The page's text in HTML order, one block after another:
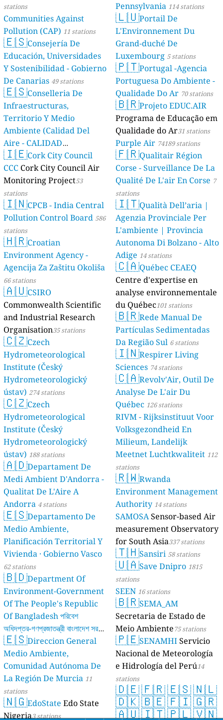
stations
Communities Against
Pollution (CAP) 11 stations
🇪🇸Consejería De
Educación, Universidades
Y Sostenibilidad - Gobierno
De Canarias 49 stations
🇪🇸Conselleria De
Infraestructuras,
Territorio Y Medio
Ambiente (Calidad Del
Aire - CALIDAD
AMBIENTAL) 23 stations
🇮🇪Cork City Council
CCC Cork City Council Air
Monitoring Project53
stations
🇮🇳CPCB - India Central
Pollution Control Board 586
stations
🇭🇷Croatian
Environment Agency -
Agencija Za Zaštitu Okoliša
66 stations
🇦🇺CSIRO
Commonwealth Scientific
and Industrial Research
Organisation35 stations
🇨🇿Czech
Hydrometeorological
Institute (Český
Hydrometeorologický
ústav) 274 stations
🇨🇿Czech
Hydrometeorological
Institute (Český
Hydrometeorologický
ústav) 188 stations
🇦🇩Departament De
Medi Ambient D'Andorra -
Qualitat De L'Aire A
Andorra 4 stations
🇪🇸Departamento De
Medio Ambiente,
Planificación Territorial Y
Vivienda · Gobierno Vasco
62 stations
🇧🇩Department Of
Environment-Government
Of The People's Republic
Of Bangladesh পরিবেশ
অধিদপ্তর-গণপ্রজাতন্ত্রী বাংলাদেশ সরকার
17 stations
🇪🇸Direccion General
Medio Ambiente,
Comunidad Autónoma De
La Región De Murcia 11
stations
🇳🇬EdoState Edo State
Nigeria3 stations
Pennsylvania 114 stations
🇱🇺Portail De
L'Environnement Du
Grand-duché De
Luxembourg 5 stations
🇵🇹Portugal -Agencia
Portuguesa Do Ambiente -
Qualidade Do Ar 70 stations
🇧🇷Projeto EDUC.AIR
Programa de Educação em
Qualidade do Ar31 stations
Purple Air 74189 stations
🇫🇷Qualitair Région
Corse - Surveillance De La
Qualité De L'air En Corse 7
stations
🇮🇹Qualità Dell’aria |
Agenzia Provinciale Per
L'ambiente | Provincia
Autonoma Di Bolzano - Alto
Adige 14 stations
🇨🇦Québec CEAEQ
Centre d'expertise en
analyse environnementale
du Québec101 stations
🇧🇷Rede Manual De
Partículas Sedimentadas
Da Região Sul 6 stations
🇮🇳Respirer Living
Sciences 74 stations
🇨🇦Revolv'Air, Outil De
Analyse De L'air Du
Québec 126 stations
RIVM - Rijksinstituut Voor
Volksgezondheid En
Milieum, Landelijk
Meetnet Luchtkwaliteit 112
stations
🇷🇼Rwanda
Environment Management
Authority 14 stations
SAMOSASensor-based Air
measurement Observatory
for South Asia337 stations
🇹🇭Sansiri 58 stations
🇺🇦Save Dnipro 1815
stations
SEEN 16 stations
🇧🇷SEMA_AM
Secretaria de Estado de
Meio Ambiente75 stations
🇵🇪SENAMHIServicio
Nacional de Meteorología
e Hidrología del Perú14
stations
🇩🇪🇫🇷🇪🇸🇳🇱
🇩🇰🇧🇪🇫🇮🇬🇷
🇦🇺🇮🇹🇵🇱🇻🇳